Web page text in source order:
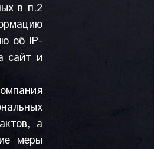
в п.2
об IP-
сайт и
а
меры